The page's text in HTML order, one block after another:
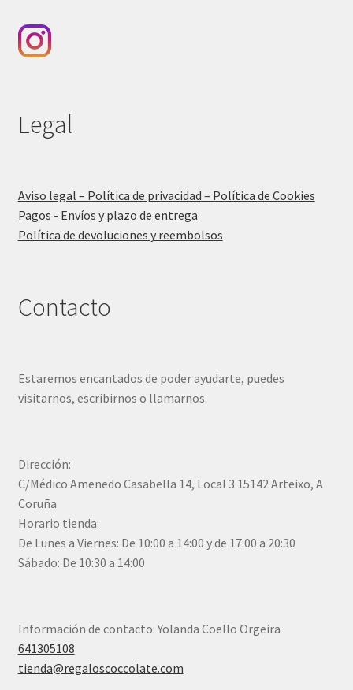
Legal
Aviso legal – Política de privacidad – Política de Cookies
Pagos - Envíos y plazo de entrega
Política de devoluciones y reembolsos
Contacto
Estaremos encantados de poder ayudarte, puedes
visitarnos, escribirnos o llamarnos.
Dirección:
C/Médico Amenedo Casabella 14, Local 3 15142 Arteixo, A
Coruña
Horario tienda:
De Lunes a Viernes: De 10:00 a 14:00 y de 17:00 a 20:30
Sábado: De 10:30 a 14:00
Información de contacto: Yolanda Coello Orgeira
641305108
tienda@regaloscoccolate.com